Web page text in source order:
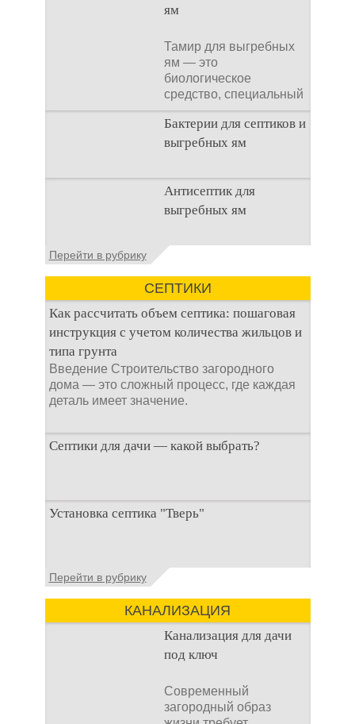
ям
Тамир для выгребных
ям — это
биологическое
средство, специальный
концентрат, который
используется
Бактерии для септиков и
выгребных ям
Очистка
канализационного
стока или выгребной
не самым приятным
Антисептик для
выгребных ям
Общие сведения об
Антисептик для
выгребных ям – это
специальные
Перейти в рубрику
СЕПТИКИ
Как рассчитать объем септика: пошаговая
инструкция с учетом количества жильцов и
типа грунта
Введение Строительство загородного
дома — это сложный процесс, где каждая
деталь имеет значение.
Септики для дачи — какой выбрать?
При строительстве дачи одной из
первоочередных задач становится
Установка септика "Тверь"
Установка септика Тверь - важнейший
аспект утилизации сточных вод в частных
домах и на загородных
Перейти в рубрику
КАНАЛИЗАЦИЯ
Канализация для дачи
под ключ
Современный
загородный образ